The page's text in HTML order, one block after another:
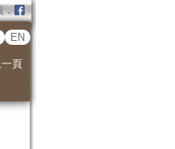
．
EN
頁